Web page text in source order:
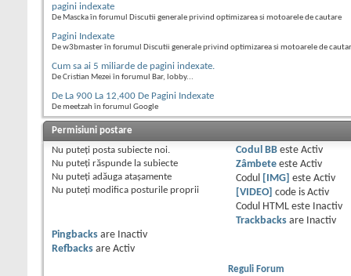
pagini indexate
De Mascka în forumul Discutii generale privind optimizarea si motoarele de cautare
Pagini Indexate
De w3bmaster în forumul Discutii generale privind optimizarea si motoarele de
Cum sa ai 5 miliarde de pagini indexate.
De Cristian Mezei în forumul Bar, lobby...
De La 900 La 12,400 De Pagini Indexate
De meetzah în forumul Google
Permisiuni postare
Nu puteţi posta subiecte noi.
Nu puteţi răspunde la subiecte
Nu puteţi adăuga ataşamente
Nu puteţi modifica posturile proprii
Codul BBeste Activ
Zâmbeteeste Activ
Codul
[IMG] este Activ
[VIDEO]
code is Activ
Codul HTML este
Inactiv
Trackbacksare
Inactiv
Pingbacks are
Inactiv
Refbacks are Activ
Reguli Forum